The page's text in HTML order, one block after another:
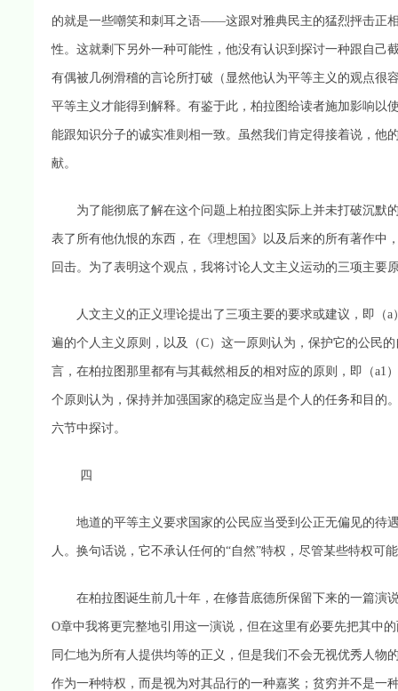
的就是一些嘲笑和刺耳之语——这跟对雅典民主的猛烈抨击正
性。这就剩下另外一种可能性，他没有认识到探讨一种跟自己
有偶被几例滑稽的言论所打破（显然他认为平等主义的观点很
平等主义才能得到解释。有鉴于此，柏拉图给读者施加影响以
能跟知识分子的诚实准则相一致。虽然我们肯定得接着说，他
献。
为了能彻底了解在这个问题上柏拉图实际上并未打破沉默
表了所有他仇恨的东西，在《理想国》以及后来的所有著作中
回击。为了表明这个观点，我将讨论人文主义运动的三项主要
人文主义的正义理论提出了三项主要的要求或建议，即（a
遍的个人主义原则，以及（C）这一原则认为，保护它的公民
言，在柏拉图那里都有与其截然相反的相对应的原则，即（a1
个原则认为，保持并加强国家的稳定应当是个人的任务和目
六节中探讨。
四
地道的平等主义要求国家的公民应当受到公正无偏见的待
人。换句话说，它不承认任何的“自然”特权，尽管某些特权可
在柏拉图诞生前几十年，在修昔底德所保留下来的一篇演
O章中我将更完整地引用这一演说，但在这里有必要先把其中
同仁地为所有人提供均等的正义，但是我们不会无视优秀人
作为一种特权，而是视为对其品行的一种嘉奖；贫穷并不是